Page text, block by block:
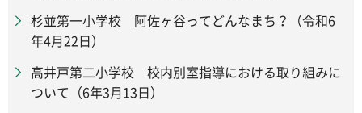
杉並第一小学校 阿佐ヶ谷ってどんなまち？（令和6
年4月22日）
高井戸第二小学校 校内別室指導における取り組みに
ついて（6年3月13日）